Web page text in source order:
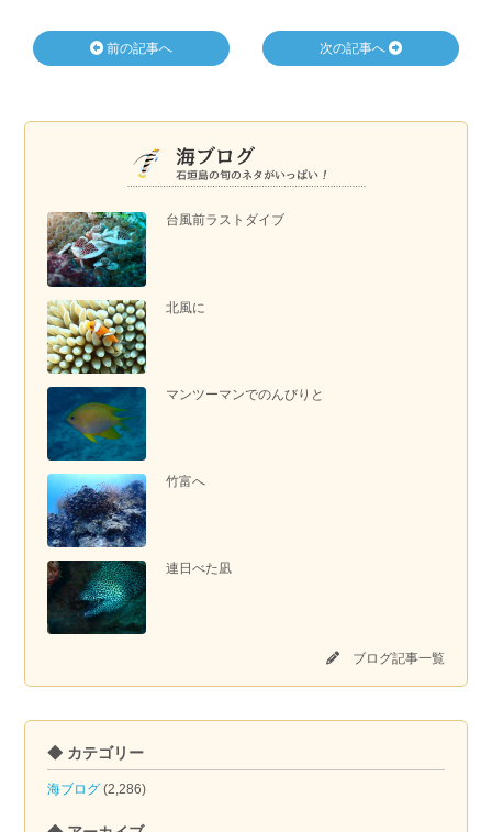
台風前ラストダイブ
北風に
マンツーマンでのんびりと
竹富へ
連日べた凪
ブログ記事一覧
◆ カテゴリー
海ブログ (2,286)
前の記事へ 次の記事へ